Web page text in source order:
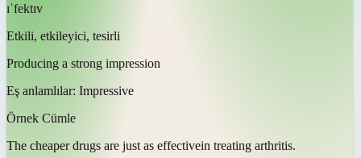
ɪˈfektɪv
Etkili, etkileyici, tesirli
Producing a strong impression
Eş anlamlılar: Impressive
Örnek Cümle
The cheaper drugs are just as effectivein treating arthritis.